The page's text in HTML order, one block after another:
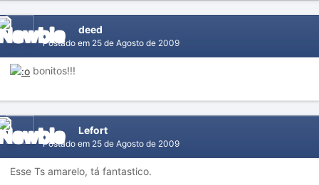
deed
Postado em 25 de Agosto de 2009
bonitos!!!
Lefort
Postado em 25 de Agosto de 2009
Esse Ts amarelo, tá fantastico.